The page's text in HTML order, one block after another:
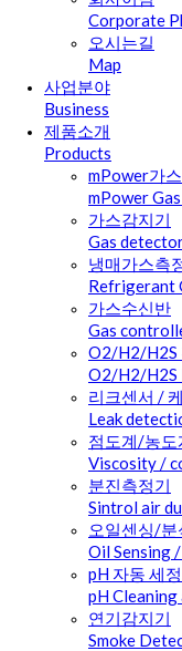
Corporate
오시는길
Map
사업분야
Business
제품소개
Products
mPower가
mPower
가스감지기
Gas
냉매가스측
Refrigerant
가스수신반
Gas
O2/H2/H2S
O2/H2/H2S
리크센서 /
Leak
점도계/농도
Viscosity /
분진측정기
Sintrol air
오일센싱/분
Oil Sensing
pH 자동 세
pH
연기감지기
Smoke